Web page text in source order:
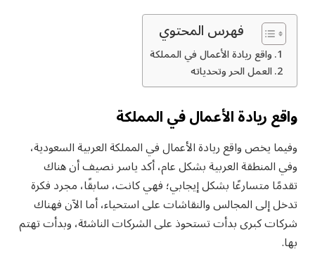
فهرس المحتوي
واقع ريادة الأعمال في المملكة
العمل الحر وتحدياته
واقع ريادة الأعمال في المملكة
وفيما يخص واقع ريادة الأعمال في المملكة العربية السعودية،
وفي المنطقة العربية بشكل عام، أكد ياسر نصيف أن هناك
تقدمًا متسارعًا بشكل إيجابي؛ فهي كانت، سابقًا، مجرد فكرة
تدخل إلى المجالس والنقاشات على استحياء، أما الآن فهناك
شركات كبرى بدأت تستحوذ على الشركات الناشئة، وبدأت تهتم
بها.